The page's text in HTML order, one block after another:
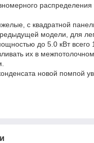
с квадратной
модели, для
до 5.0 кВт всего
их в
новой помпой